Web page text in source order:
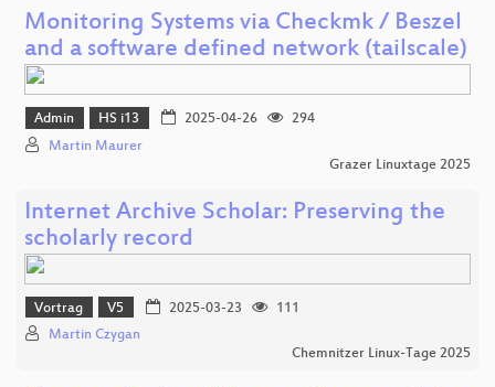
Monitoring Systems via Checkmk / Beszel
and a software defined network (tailscale)
Admin HS i13 2025-04-26
294
Martin Maurer
Grazer Linuxtage 2025
Internet Archive Scholar: Preserving the
scholarly record
Vortrag V5 2025-03-23
111
Martin Czygan
Chemnitzer Linux-Tage 2025